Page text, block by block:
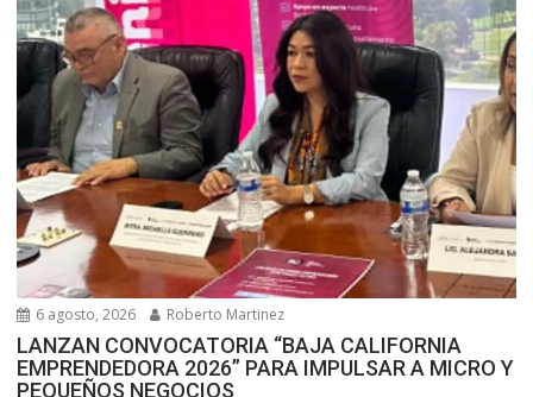
6 agosto, 2026 Roberto Martinez
LANZAN CONVOCATORIA “BAJA CALIFORNIA
EMPRENDEDORA 2026” PARA IMPULSAR A MICRO Y
PEQUEÑOS NEGOCIOS